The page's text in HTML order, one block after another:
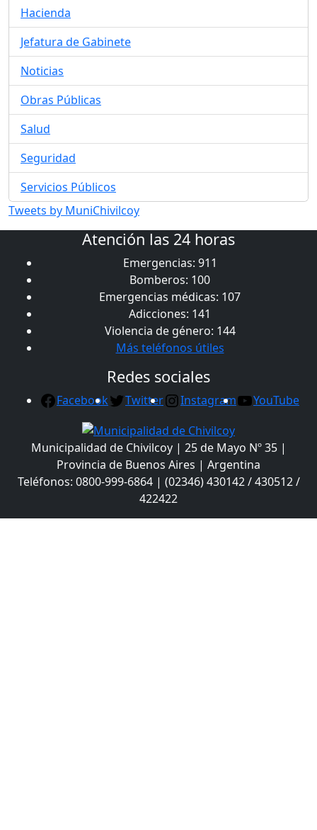
Hacienda
Jefatura de Gabinete
Noticias
Obras Públicas
Salud
Seguridad
Servicios Públicos
Tweets by MuniChivilcoy
Atención las 24 horas
Emergencias: 911
Bomberos: 100
Emergencias médicas: 107
Adicciones: 141
Violencia de género: 144
Más teléfonos útiles
Redes sociales
Facebook Twitter Instagram YouTube
Municipalidad de Chivilcoy | 25 de Mayo Nº 35 |
Provincia de Buenos Aires | Argentina
Teléfonos: 0800-999-6864 | (02346) 430142 / 430512 /
422422